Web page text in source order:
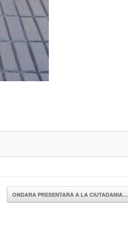
ONDARA PRESENTARÀ A LA CIUTADANIA…